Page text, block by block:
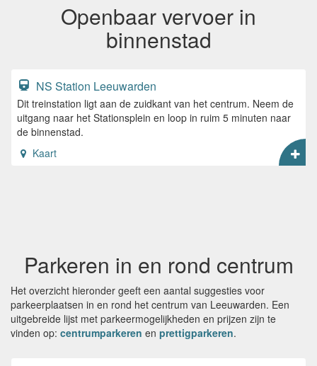
Openbaar vervoer in
binnenstad
NS Station Leeuwarden
Dit treinstation ligt aan de zuidkant van het centrum. Neem de
uitgang naar het Stationsplein en loop in ruim 5 minuten naar
de binnenstad.
Kaart
Parkeren in en rond centrum
Het overzicht hieronder geeft een aantal suggesties voor
parkeerplaatsen in en rond het centrum van Leeuwarden. Een
uitgebreide lijst met parkeermogelijkheden en prijzen zijn te
vinden op: centrumparkeren en prettigparkeren.